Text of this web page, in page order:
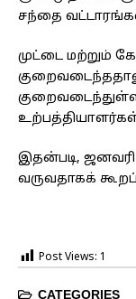
சந்தை
முட்டை மற்றும்
இதன்படி, ஜனவரி
வருவதாகக்
Post Views: 1
CATEGORIES